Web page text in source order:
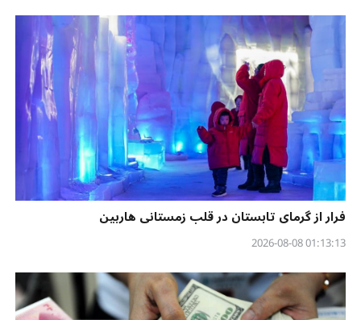
فرار از گرمای تابستان در قلب زمستانی هاربین
01:13:13 2026-08-08